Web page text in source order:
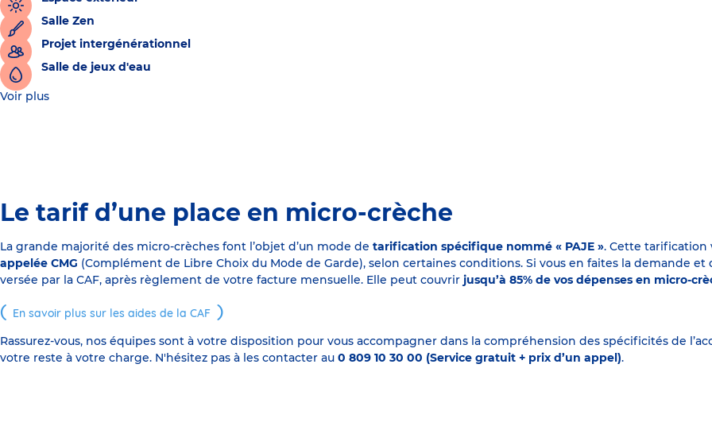
Salle Zen
Projet intergénérationnel
Salle de jeux d'eau
Voir plus
Le tarif d’une place en micro-crèche
La grande majorité des micro-crèches font l’objet d’un mode de tarification spécifique nommé « PAJE ». Cette tarification
appelée CMG (Complément de Libre Choix du Mode de Garde), selon certaines conditions. Si vous en faites la demande
versée par la CAF, après règlement de votre facture mensuelle. Elle peut couvrir jusqu’à 85% de vos dépenses en micro-
En savoir plus sur les aides de la CAF
Rassurez-vous, nos équipes sont à votre disposition pour vous accompagner dans la compréhension des spécificités de
votre reste à votre charge. N'hésitez pas à les contacter au 0 809 10 30 00 (Service gratuit + prix d’un appel).